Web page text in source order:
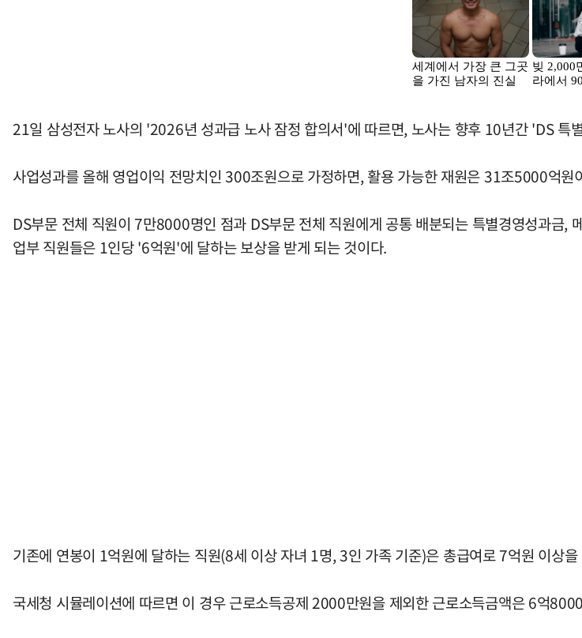
21일 삼성전자 노사의 '2026년 성과급 노사 잠정 합의서'에 따르면, 노사는 향후 10년간 'DS
사업성과를 올해 영업이익 전망치인 300조원으로 가정하면, 활용 가능한 재원은 31조5000억원
DS부문 전체 직원이 7만8000명인 점과 DS부문 전체 직원에게 공통 배분되는 특별경영성과금
업부 직원들은 1인당 '6억원'에 달하는 보상을 받게 되는 것이다.
기존에 연봉이 1억원에 달하는 직원(8세 이상 자녀 1명, 3인 가족 기준)은 총급여로 7억원 이상
국세청 시뮬레이션에 따르면 이 경우 근로소득공제 2000만원을 제외한 근로소득금액은 6억